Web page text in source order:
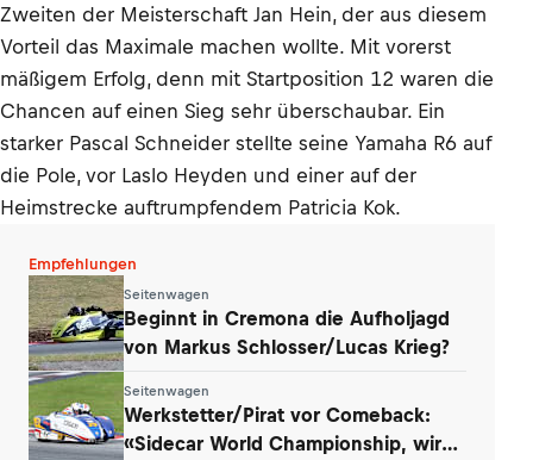
Zweiten der Meisterschaft Jan Hein, der aus diesem
Vorteil das Maximale machen wollte. Mit vorerst
mäßigem Erfolg, denn mit Startposition 12 waren die
Chancen auf einen Sieg sehr überschaubar. Ein
starker Pascal Schneider stellte seine Yamaha R6 auf
die Pole, vor Laslo Heyden und einer auf der
Heimstrecke auftrumpfendem Patricia Kok.
Empfehlungen
Seitenwagen
Beginnt in Cremona die Aufholjagd
von Markus Schlosser/Lucas Krieg?
Seitenwagen
Werkstetter/Pirat vor Comeback:
«Sidecar World Championship, wir